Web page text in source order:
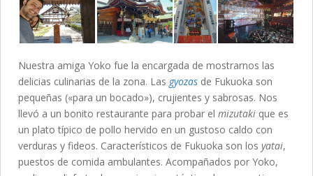
Nuestra amiga Yoko fue la encargada de mostrarnos las
delicias culinarias de la zona. Las gyozas de Fukuoka son
pequeñas («para un bocado»), crujientes y sabrosas. Nos
llevó a un bonito restaurante para probar el mizutaki que es
un plato típico de pollo hervido en un gustoso caldo con
verduras y fideos. Característicos de Fukuoka son los yatai,
puestos de comida ambulantes. Acompañados por Yoko,